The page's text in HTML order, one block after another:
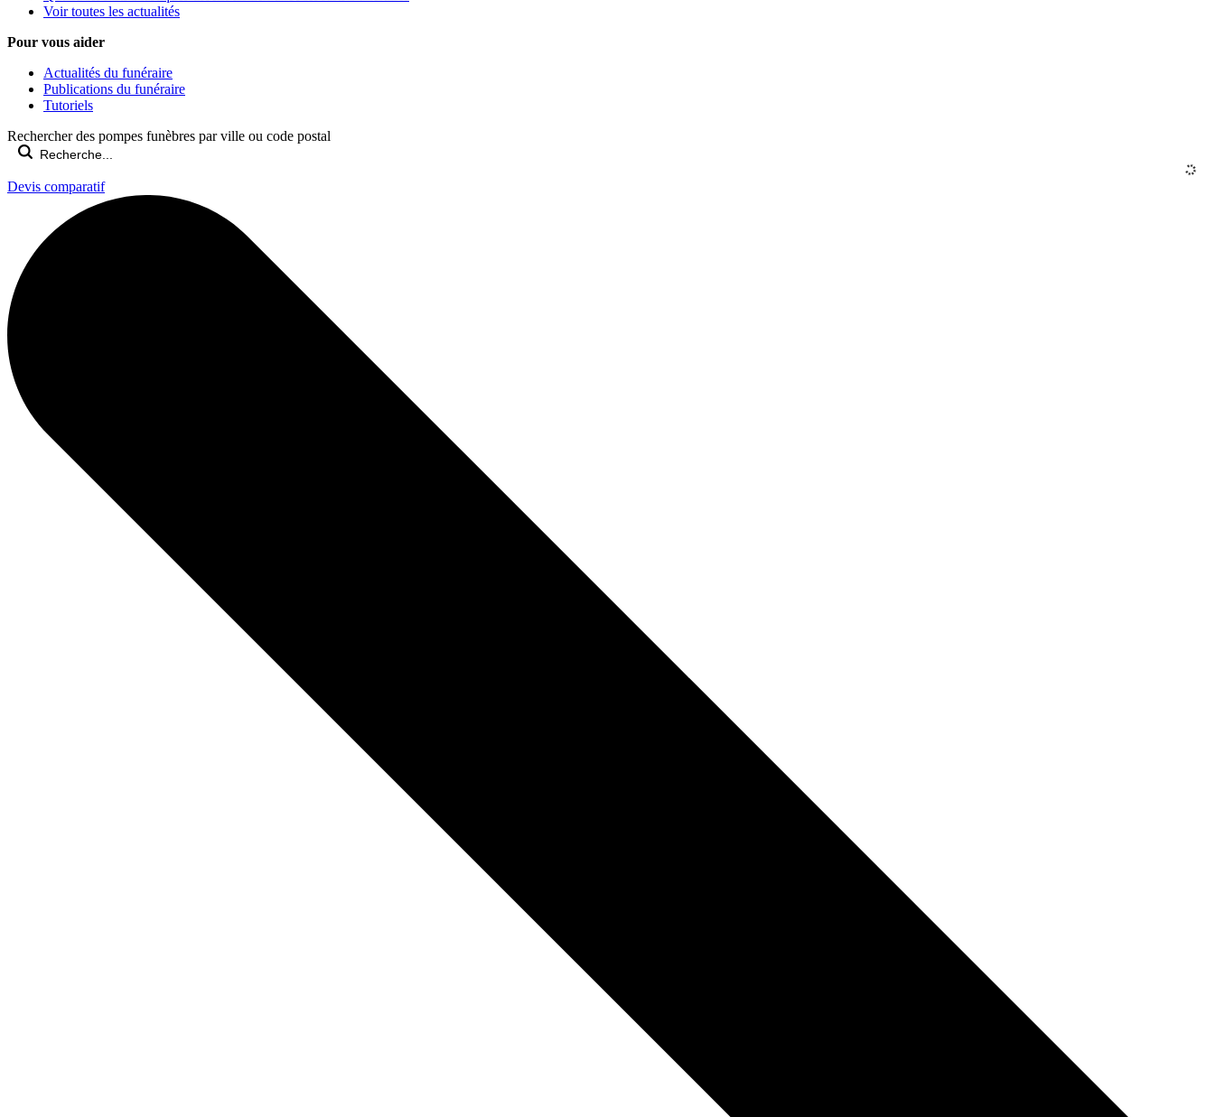
Voir toutes les actualités
Pour vous aider
Actualités du funéraire
Publications du funéraire
Tutoriels
Rechercher des pompes funèbres par ville ou code postal
Devis comparatif